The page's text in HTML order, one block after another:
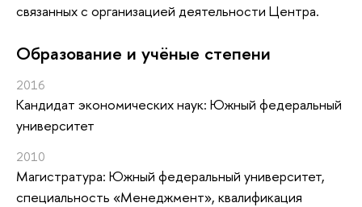
связанных с организацией деятельности Центра.
Oбразование и учёные степени
2016
Кандидат экономических наук: Южный федеральный
университет
2010
Магистратура: Южный федеральный университет,
специальность «Менеджмент», квалификация